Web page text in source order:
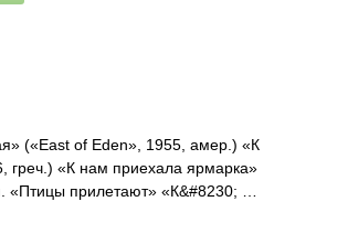
(«East of Eden», 1955, амер.) «К
греч.) «К нам приехала ярмарка»
«Птицы прилетают» «К&#8230; …